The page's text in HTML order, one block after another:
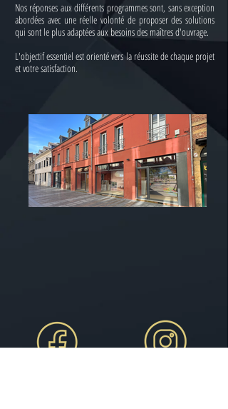
Nos réponses aux différents programmes sont, sans exception
abordées avec une réelle volonté de proposer des solutions
qui sont le plus adaptées aux besoins des maîtres d'ouvrage.
L'objectif essentiel est orienté vers la réussite de chaque projet
et votre satisfaction.